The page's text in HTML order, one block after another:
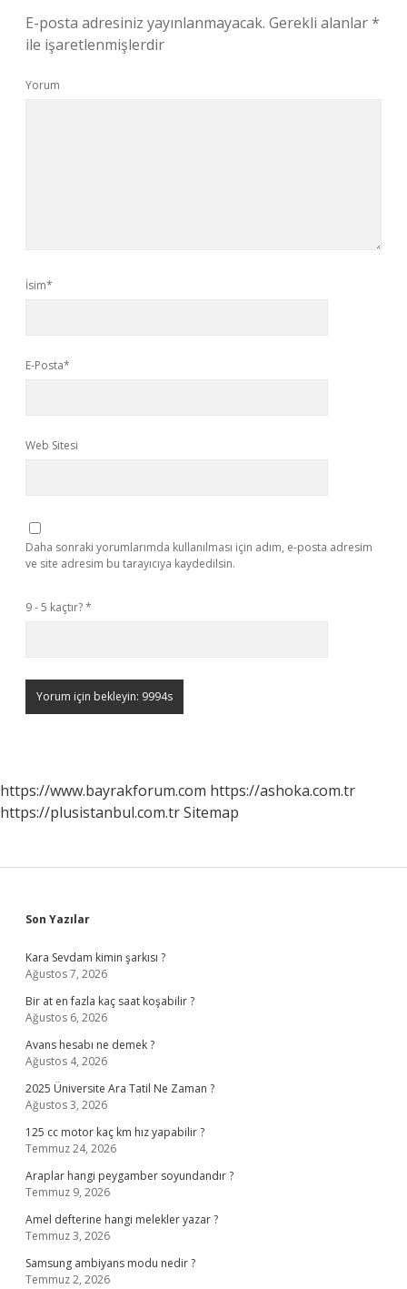
E-posta adresiniz yayınlanmayacak. Gerekli alanlar*
ile işaretlenmişlerdir
Yorum
İsim*
E-Posta*
Web Sitesi
Daha sonraki yorumlarımda kullanılması için adım, e-posta adresim
ve site adresim bu tarayıcıya kaydedilsin.
9 - 5 kaçtır?*
https://www.bayrakforum.com https://ashoka.com.tr
https://plusistanbul.com.trSitemap
Sidebar
Son Yazılar
Kara Sevdam kimin şarkısı ?
Ağustos 7, 2026
Bir at en fazla kaç saat koşabilir ?
Ağustos 6, 2026
Avans hesabı ne demek ?
Ağustos 4, 2026
2025 Üniversite Ara Tatil Ne Zaman ?
Ağustos 3, 2026
125 cc motor kaç km hız yapabilir ?
Temmuz 24, 2026
Araplar hangi peygamber soyundandır ?
Temmuz 9, 2026
Amel defterine hangi melekler yazar ?
Temmuz 3, 2026
Samsung ambiyans modu nedir ?
Temmuz 2, 2026